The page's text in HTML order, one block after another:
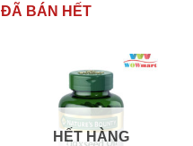
ĐÃ BÁN HẾT
HẾT HÀNG